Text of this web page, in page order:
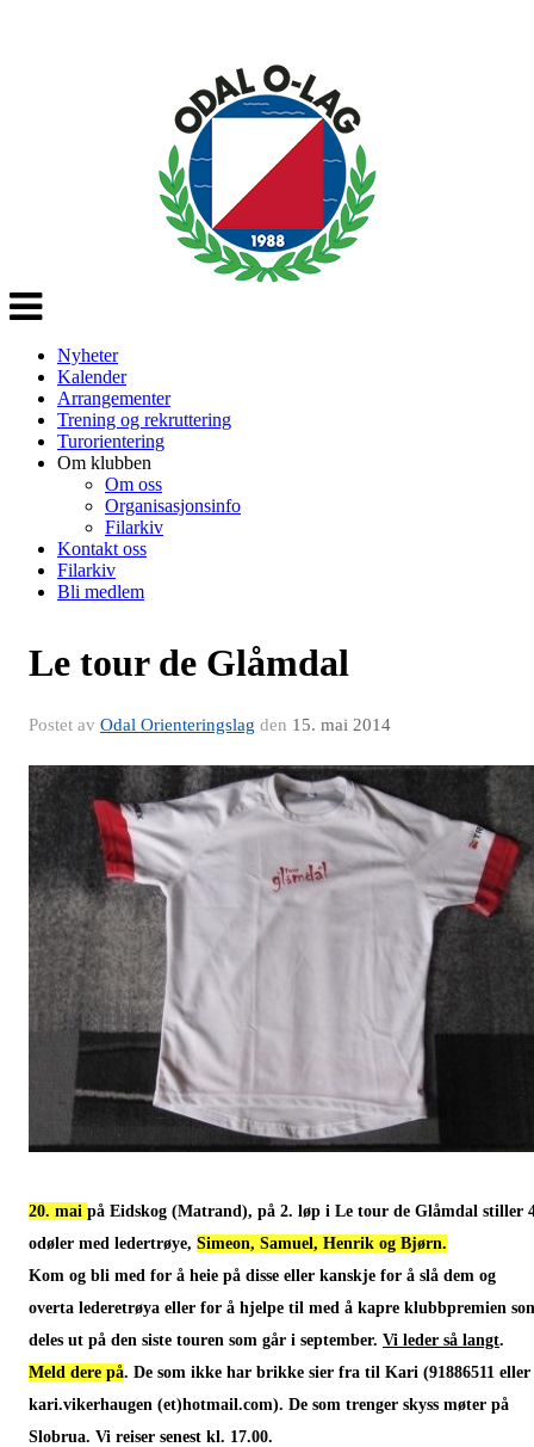
Veksle
navigasjon
Nyheter
Kalender
Arrangementer
Trening og rekruttering
Turorientering
Om klubben
Om oss
Organisasjonsinfo
Filarkiv
Kontakt oss
Filarkiv
Bli medlem
Le tour de Glåmdal
Postet av Odal Orienteringslag den 15. mai 2014
20. mai på Eidskog (Matrand), på 2. løp i Le tour de Glåmdal stiller
odøler med ledertrøye, Simeon, Samuel, Henrik og Bjørn.
Kom og bli med for å heie på disse eller kanskje for å slå dem og
overta lederetrøya eller for å hjelpe til med å kapre klubbpremien
deles ut på den siste touren som går i september. Vi leder så langt.
Meld dere på. De som ikke har brikke sier fra til Kari (91886511 eller
kari.vikerhaugen (et)hotmail.com). De som trenger skyss møter på
Slobrua. Vi reiser senest kl. 17.00.